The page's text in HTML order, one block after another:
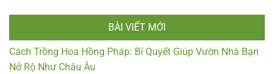
BÀI VIẾT MỚI
Cách Trồng Hoa Hồng Pháp: Bí Quyết Giúp Vườn Nhà Bạn
Nở Rộ Như Châu Âu